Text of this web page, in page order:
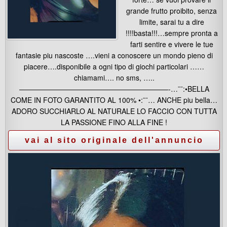
grande frutto proibito, senza
limite, sarai tu a dire
!!!!basta!!!…sempre pronta a
farti sentire e vivere le tue
fantasie piu nascoste ….vieni a conoscere un mondo pieno di
piacere….disponibile a ogni tipo di giochi particolari ……
chiamami…. no sms, …..
—————————————————————-…¨¨:•BELLA
COME IN FOTO GARANTITO AL 100% •:¨¨… ANCHE piu bella…
ADORO SUCCHIARLO AL NATURALE LO FACCIO CON TUTTA
LA PASSIONE FINO ALLA FINE !